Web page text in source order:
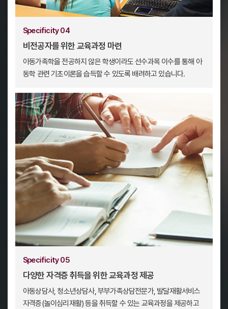
Specificity 04
비전공자를 위한 교육과정 마련
아동가족학을 전공하지 않은 학생이라도 선수과목 이수를 통해 아
동학 관련 기초이론을 습득할 수 있도록 배려하고 있습니다.
Specificity 05
다양한 자격증 취득을 위한 교육과정 제공
아동상담사, 청소년상담사, 부부가족상담전문가, 발달재활서비스
자격증(놀이심리재활) 등을 취득할 수 있는 교육과정을 제공하고